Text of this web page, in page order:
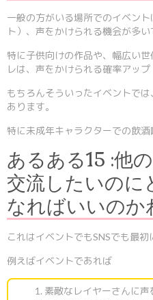
一般の方がいる場所でのイベン
ト）、声をかけられる機会が多い
特に子供向けの作品や、幅広い
レは、声をかけられる確率アップ
もちろんそういったイベントで
あります。
特に未成年キャラクターでの飲酒
あるある15 :他
交流したいのに
なればいいのか
これはイベントでもSNSでも最初
例えばイベントであれば
素敵なレイヤーさんに